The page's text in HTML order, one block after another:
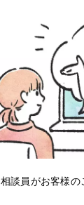
談員がお客様